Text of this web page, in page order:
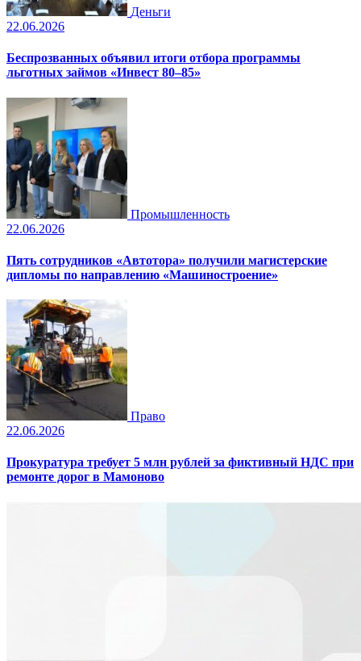
Деньги
22.06.2026
Беспрозванных объявил итоги отбора программы
льготных займов «Инвест 80–85»
Промышленность
22.06.2026
Пять сотрудников «Автотора» получили магистерские
дипломы по направлению «Машиностроение»
Право
22.06.2026
Прокуратура требует 5 млн рублей за фиктивный НДС при
ремонте дорог в Мамоново